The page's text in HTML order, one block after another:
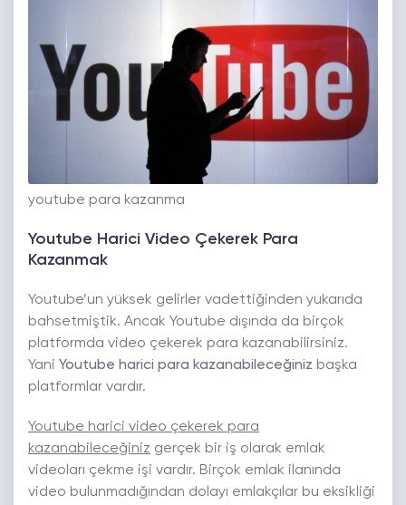
youtube para kazanma
Youtube Harici Video Çekerek Para
Kazanmak
Youtube’un yüksek gelirler vadettiğinden yukarıda
bahsetmiştik. Ancak Youtube dışında da birçok
platformda video çekerek para kazanabilirsiniz.
Yani Youtube harici para kazanabileceğiniz başka
platformlar vardır.
Youtube harici video çekerek para
kazanabileceğiniz gerçek bir iş olarak emlak
videoları çekme işi vardır. Birçok emlak ilanında
video bulunmadığından dolayı emlakçılar bu eksikliği